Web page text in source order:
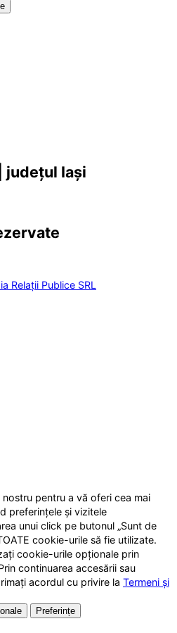
județul Iași
Relații Publice SRL
pentru a vă oferi cea mai
preferințele și vizitele
unui click pe butonul „Sunt de
cookie-urile să fie utilizate.
cookie-urile opționale prin
continuarea accesării sau
acordul cu privire la Termeni și
Preferințe